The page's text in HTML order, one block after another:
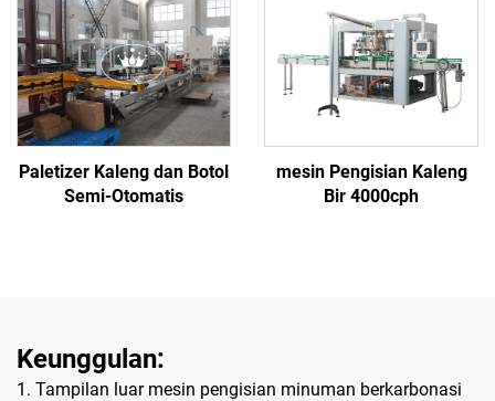
Paletizer Kaleng dan Botol
Semi-Otomatis
mesin Pengisian Kaleng
Bir 4000cph
Keunggulan:
1. Tampilan luar mesin pengisian minuman berkarbonasi